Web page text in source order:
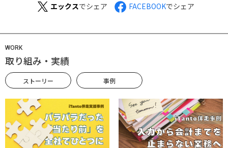
エックスでシェア FACEBOOKでシェア
WORK
取り組み・実績
ストーリー 事例